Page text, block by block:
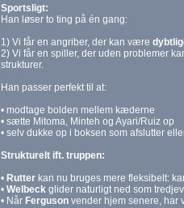
Sportsligt:
Han løser to ting på én gang:
1) Vi får en angriber, der kan være
2) Vi får en spiller, der uden problemer
strukturer.
Han passer perfekt til at:
• modtage bolden mellem kæderne
• sætte Mitoma, Minteh og Ayari/Ruiz op
• selv dukke op i boksen som afslutter
Strukturelt ift. truppen:
• Rutterkan nu bruges mere fleksibelt:
• Welbeckglider naturligt ned som
• Når Fergusonvender hjem senere, har